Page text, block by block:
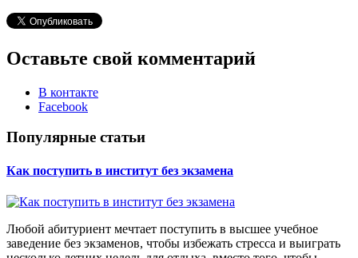
Оставьте свой комментарий
В контакте
Facebook
Популярные статьи
Как поступить в институт без экзамена
Любой абитуриент мечтает поступить в высшее учебное
заведение без экзаменов, чтобы избежать стресса и выиграть